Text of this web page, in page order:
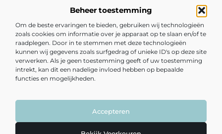
Beheer toestemming
Om de beste ervaringen te bieden, gebruiken wij technologieën
zoals cookies om informatie over je apparaat op te slaan en/of te
raadplegen. Door in te stemmen met deze technologieën
kunnen wij gegevens zoals surfgedrag of unieke ID's op deze site
verwerken. Als je geen toestemming geeft of uw toestemming
intrekt, kan dit een nadelige invloed hebben op bepaalde
functies en mogelijkheden.
Accepteren
Bericht categorie
Lees mee met artikelen en verhalen die je kijk op het dagelijks leven
verrijken en verrassen.